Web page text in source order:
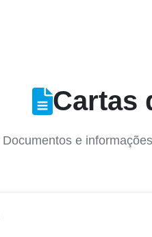
Cartas
Documentos e